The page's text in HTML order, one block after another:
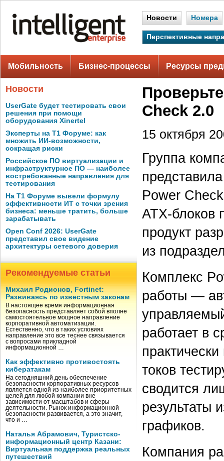
Новости Номера
Перспективные
Мобильность Бизнес-процессы Ресурсы
Новости
UserGate будет тестировать свои
решения при помощи
оборудования Xinertel
Эксперты на Т1 Форуме: как
множить ИИ-возможности,
сокращая риски
Российское ПО виртуализации и
инфраструктурное ПО — наиболее
востребованные направления для
тестирования
На Т1 Форуме вывели формулу
эффективности ИТ с точки зрения
бизнеса: меньше тратить, больше
зарабатывать
Open Conf 2026: UserGate
представил свое видение
архитектуры сетевого доверия
Рекомендуемые статьи
Михаил Родионов, Fortinet:
Развиваясь по известным законам
В настоящее время информационная
безопасность представляет собой вполне
самостоятельное мощное направление
корпоративной автоматизации.
Естественно, что в таких условиях
направление это все теснее связывается
с вопросами прикладной
информационной …
Как эффективно противостоять
кибератакам
На сегодняшний день обеспечение
безопасности корпоративных ресурсов
является одной из наиболее приоритетных
целей для любой компании вне
зависимости от масштабов и сферы
деятельности. Рынок информационной
безопасности развивается, а это значит,
что и …
Наталья Абрамович, Туристско-
информационный центр Казани:
Виртуальная поддержка реальных
путешествий
Check 2.0
15 октября
Группа
Power
АТХ-блоков
продукт
из
Комплекс
работы —
работает в
токов
сводится
результаты
графиков.
Компания